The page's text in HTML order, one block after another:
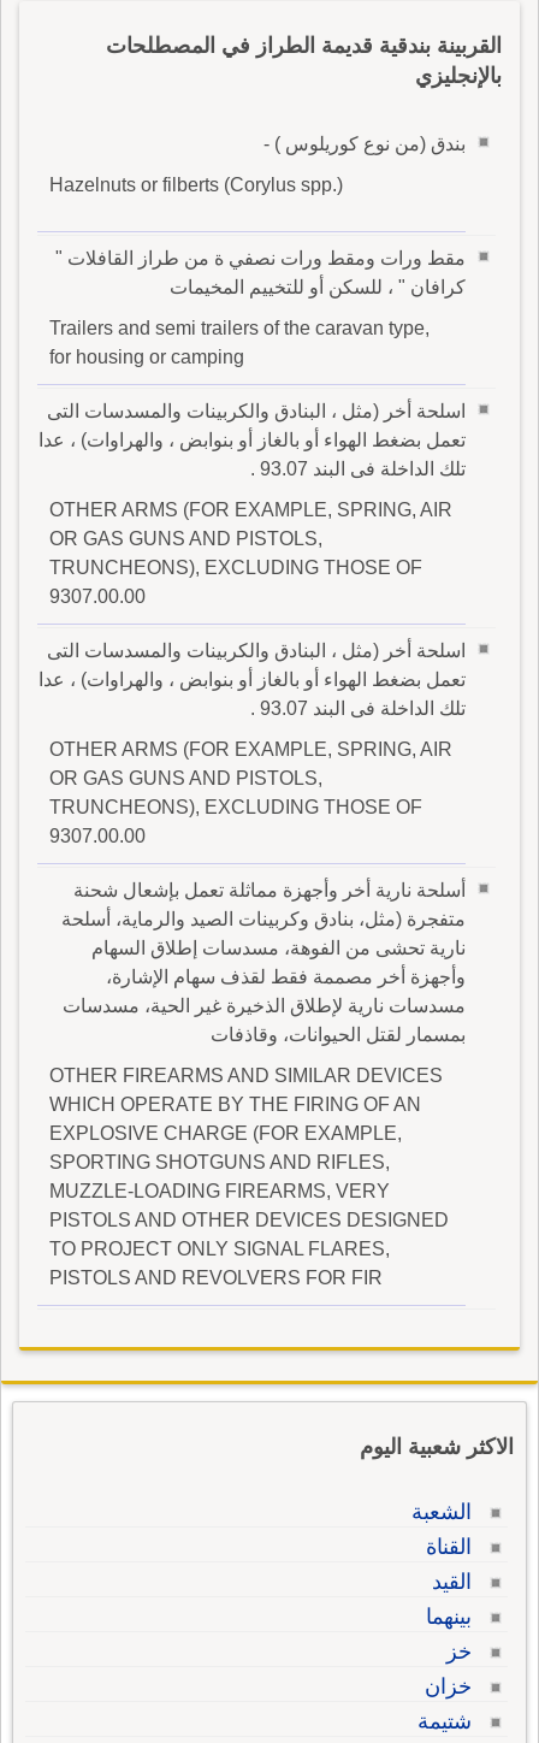
القربينة بندقية قديمة الطراز في المصطلحات
بالإنجليزي
بندق (من نوع كوريلوس ) -
Hazelnuts or filberts (Corylus spp.)
مقط ورات ومقط ورات نصفي ة من طراز القافلات "
كرافان " ، للسكن أو للتخييم المخيمات
Trailers and semi trailers of the caravan type,
for housing or camping
اسلحة أخر (مثل ، البنادق والكربينات والمسدسات التى
تعمل بضغط الهواء أو بالغاز أو بنوابض ، والهراوات) ، عدا
تلك الداخلة فى البند 93.07 .
OTHER ARMS (FOR EXAMPLE, SPRING, AIR
OR GAS GUNS AND PISTOLS,
TRUNCHEONS), EXCLUDING THOSE OF
9307.00.00
اسلحة أخر (مثل ، البنادق والكربينات والمسدسات التى
تعمل بضغط الهواء أو بالغاز أو بنوابض ، والهراوات) ، عدا
تلك الداخلة فى البند 93.07 .
OTHER ARMS (FOR EXAMPLE, SPRING, AIR
OR GAS GUNS AND PISTOLS,
TRUNCHEONS), EXCLUDING THOSE OF
9307.00.00
أسلحة نارية أخر وأجهزة مماثلة تعمل بإشعال شحنة
متفجرة (مثل، بنادق وكربينات الصيد والرماية، أسلحة
نارية تحشى من الفوهة، مسدسات إطلاق السهام
وأجهزة أخر مصممة فقط لقذف سهام الإشارة،
مسدسات نارية لإطلاق الذخيرة غير الحية، مسدسات
بمسمار لقتل الحيوانات، وقاذفات
OTHER FIREARMS AND SIMILAR DEVICES
WHICH OPERATE BY THE FIRING OF AN
EXPLOSIVE CHARGE (FOR EXAMPLE,
SPORTING SHOTGUNS AND RIFLES,
MUZZLE-LOADING FIREARMS, VERY
PISTOLS AND OTHER DEVICES DESIGNED
TO PROJECT ONLY SIGNAL FLARES,
PISTOLS AND REVOLVERS FOR FIR
الاكثر شعبية اليوم
الشعبة
القناة
القيد
بينهما
خز
خزان
شتيمة